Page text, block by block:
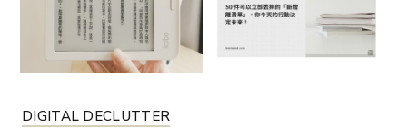
DIGITAL DECLUTTER